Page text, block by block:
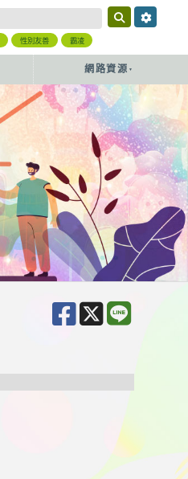
性別友善 霸凌
網路資源